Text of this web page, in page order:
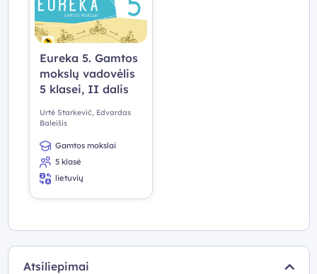
Eureka 5. Gamtos
mokslų vadovėlis
5 klasei, II dalis
Urtė Starkevič, Edvardas
Baleišis
Gamtos mokslai
5 klasė
lietuvių
Atsiliepimai